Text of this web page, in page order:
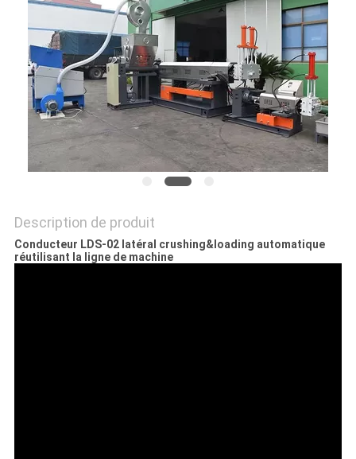
PLAN
SITE
PRIVACY
POLICY
Description de produit
Conducteur LDS-02 latéral crushing&loading automatique
réutilisant la ligne de machine